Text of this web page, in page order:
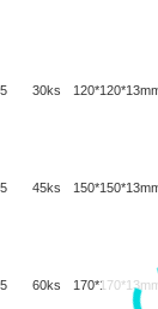
30ks
45ks
60ks